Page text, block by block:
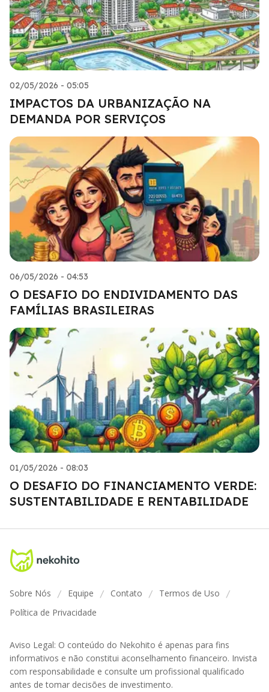
02/05/2026 - 05:05
IMPACTOS DA URBANIZAÇÃO NA
DEMANDA POR SERVIÇOS
06/05/2026 - 04:53
O DESAFIO DO ENDIVIDAMENTO DAS
FAMÍLIAS BRASILEIRAS
01/05/2026 - 08:03
O DESAFIO DO FINANCIAMENTO VERDE:
SUSTENTABILIDADE E RENTABILIDADE
Sobre Nós / Equipe / Contato / Termos de Uso /
Política de Privacidade
Aviso Legal: O conteúdo do Nekohito é apenas para fins
informativos e não constitui aconselhamento financeiro. Invista
com responsabilidade e consulte um profissional qualificado
antes de tomar decisões de investimento.